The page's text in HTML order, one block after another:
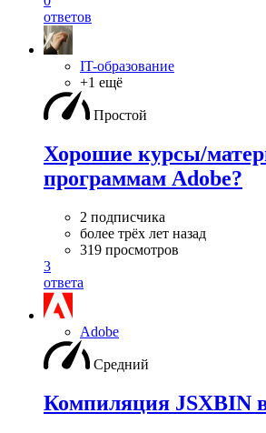
ответов
IT-образование
+1 ещё
Простой
Хорошие курсы/
программам Adobe?
2 подписчика
более трёх лет назад
319 просмотров
3
ответа
Adobe
Средний
Компиляция JSXBIN